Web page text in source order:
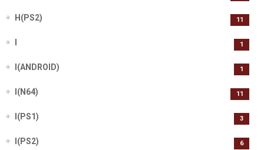
H(PS2) 11
1
I(ANDROID) 1
I(N64) 11
I(PS1) 3
I(PS2) 6